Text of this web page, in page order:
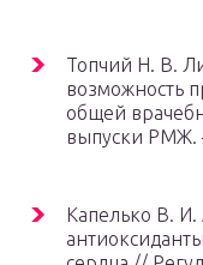
Топчий Н. В.
возможность
общей
выпуски
Капелько В.